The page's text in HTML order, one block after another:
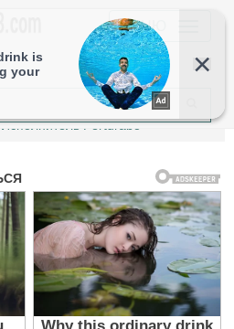
МЕНЮ
Исполнитель Perturabo